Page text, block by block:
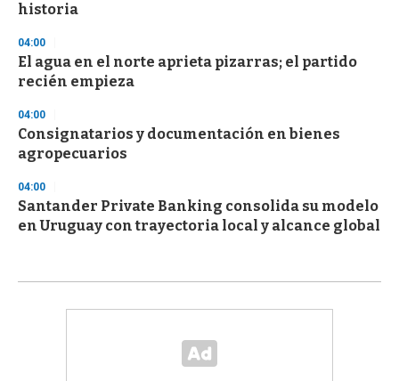
historia
04:00
El agua en el norte aprieta pizarras; el partido
recién empieza
04:00
Consignatarios y documentación en bienes
agropecuarios
04:00
Santander Private Banking consolida su modelo
en Uruguay con trayectoria local y alcance global